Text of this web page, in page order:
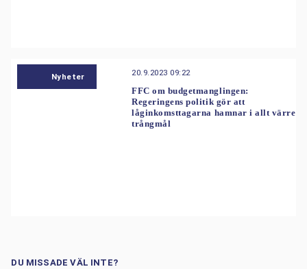
Nyheter 20.9.2023 09:22
FFC om budgetmanglingen:
Regeringens politik gör att
låginkomsttagarna hamnar i allt värre
trångmål
DU MISSADE VÄL INTE?